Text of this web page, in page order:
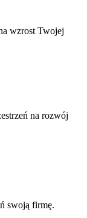
wzrost Twojej
na rozwój
swoją firmę.